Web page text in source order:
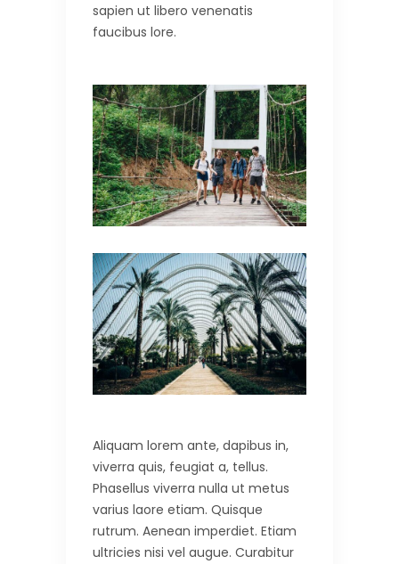
sapien ut libero venenatis
faucibus lore.
Aliquam lorem ante, dapibus in,
viverra quis, feugiat a, tellus.
Phasellus viverra nulla ut metus
varius laore etiam. Quisque
rutrum. Aenean imperdiet. Etiam
ultricies nisi vel augue. Curabitur